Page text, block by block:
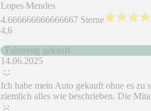
Lopes Mendes
4.666666666666667 Sterne
4,6
Fahrzeug gekauft
14.06.2025
Ich habe mein Auto gekauft ohne es zu
ziemlich alles wie beschrieben. Die